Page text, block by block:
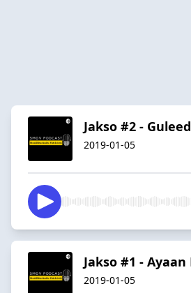
Jakso #2 -
2019-01-05
Jakso #1 -
2019-01-05